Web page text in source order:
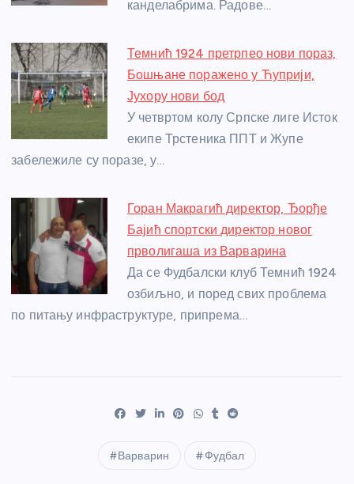
k
канделабрима. Радове…
Темнић 1924 претрпео нови пораз,
Бошњане поражено у Ћуприји,
Јухору нови бод
У четвртом колу Српске лиге Исток
екипе Трстеника ППТ и Жупе
забележиле су поразе, у…
Горан Макрагић директор, Ђорђе
Бајић спортски директор новог
прволигаша из Варварина
Да се Фудбалски клуб Темнић 1924
озбиљно, и поред свих проблема
по питању инфраструктуре, припрема…
Варварин Фудбал